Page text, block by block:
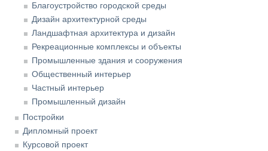
Благоустройство городской среды
Дизайн архитектурной среды
Ландшафтная архитектура и дизайн
Рекреационные комплексы и объекты
Промышленные здания и сооружения
Общественный интерьер
Частный интерьер
Промышленный дизайн
Постройки
Дипломный проект
Курсовой проект